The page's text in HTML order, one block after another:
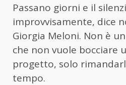
Passano giorni e il
improvvisamente, dice
Giorgia Meloni. Non è
che non vuole bocciare
progetto, solo
tempo.